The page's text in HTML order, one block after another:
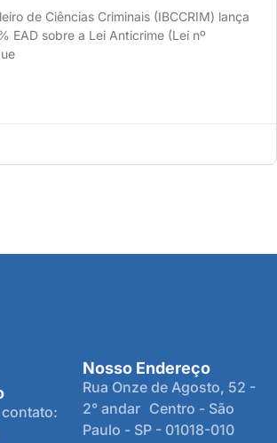
de Ciências Criminais (IBCCRIM) lança
EAD sobre a Lei Anticrime (Lei nº
Nosso Endereço
Rua Onze de Agosto, 52 -
2° andar Centro - São
Paulo - SP - 01018-010